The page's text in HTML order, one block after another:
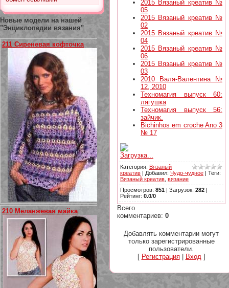
Новые модели на нашей
"Энциклопедии вязания"
211 Сиреневая кофточка
210 Меланжевая майка
2015 Вязаный креатив №
05
2015 Вязаный креатив №
02
2015 Вязаный креатив №
04
2015 Вязаный креатив №
06
2015 Вязаный креатив №
03
2010 Валя-Валентина №
12, 2010
Техномагия выпуск 60:
лягушка
Техномагия выпуск 56:
зайчик.
Bichinhos em croche Ano 3
№ 17
Загрузка...
Категория: Вязаный
креатив | Добавил: Чудо-чудное | Теги:
Вязаный креатив вязание
Просмотров: 851 | Загрузок: 282 |
Рейтинг: 0.0/0
Всего
комментариев: 0
Добавлять комментарии могут
только зарегистрированные
пользователи.
[ Регистрация| Вход]